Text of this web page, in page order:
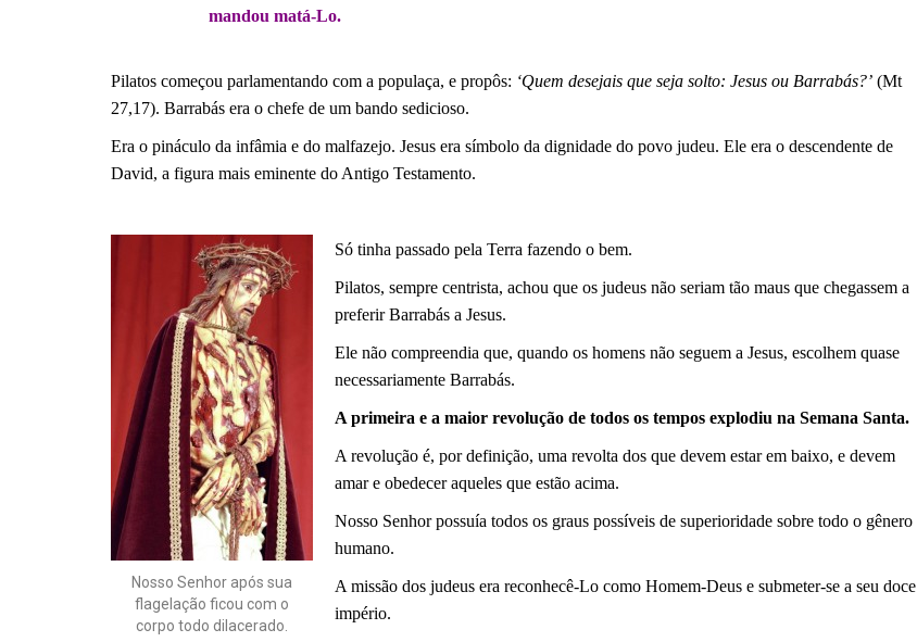
mandou matá-Lo.
Pilatos começou parlamentando com a populaça, e propôs: ‘Quem desejais que seja solto: Jesus ou Barrabás?’ (Mt
27,17). Barrabás era o chefe de um bando sedicioso.
Era o pináculo da infâmia e do malfazejo. Jesus era símbolo da dignidade do povo judeu. Ele era o descendente de
David, a figura mais eminente do Antigo Testamento.
Nosso Senhor após sua
flagelação ficou com o
corpo todo dilacerado.
Só tinha passado pela Terra fazendo o bem.
Pilatos, sempre centrista, achou que os judeus não seriam tão maus que chegassem a
preferir Barrabás a Jesus.
Ele não compreendia que, quando os homens não seguem a Jesus, escolhem quase
necessariamente Barrabás.
A primeira e a maior revolução de todos os tempos explodiu na Semana Santa.
A revolução é, por definição, uma revolta dos que devem estar em baixo, e devem
amar e obedecer aqueles que estão acima.
Nosso Senhor possuía todos os graus possíveis de superioridade sobre todo o gênero
humano.
A missão dos judeus era reconhecê-Lo como Homem-Deus e submeter-se a seu doce
império.